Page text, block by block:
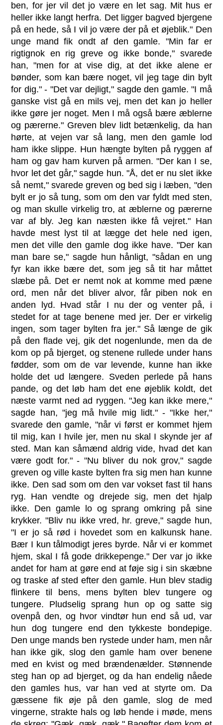
ben, for jer vil det jo være en let sag. Mit hus er
heller ikke langt herfra. Det ligger bagved bjergene
på en hede, så I vil jo være der på et øjeblik." Den
unge mand fik ondt af den gamle. "Min far er
rigtignok en rig greve og ikke bonde," svarede
han, "men for at vise dig, at det ikke alene er
bønder, som kan bære noget, vil jeg tage din bylt
for dig." - "Det var dejligt," sagde den gamle. "I må
ganske vist gå en mils vej, men det kan jo heller
ikke gøre jer noget. Men I må også bære æblerne
og pærerne." Greven blev lidt betænkelig, da han
hørte, at vejen var så lang, men den gamle lod
ham ikke slippe. Hun hængte bylten på ryggen af
ham og gav ham kurven på armen. "Der kan I se,
hvor let det går," sagde hun. "Å, det er nu slet ikke
så nemt," svarede greven og bed sig i læben, "den
bylt er jo så tung, som om den var fyldt med sten,
og man skulle virkelig tro, at æblerne og pærerne
var af bly. Jeg kan næsten ikke få vejret." Han
havde mest lyst til at lægge det hele ned igen,
men det ville den gamle dog ikke have. "Der kan
man bare se," sagde hun hånligt, "sådan en ung
fyr kan ikke bære det, som jeg så tit har måttet
slæbe på. Det er nemt nok at komme med pæne
ord, men når det bliver alvor, får piben nok en
anden lyd. Hvad står I nu der og venter på, i
stedet for at tage benene med jer. Der er virkelig
ingen, som tager bylten fra jer." Så længe de gik
på den flade vej, gik det nogenlunde, men da de
kom op på bjerget, og stenene rullede under hans
fødder, som om de var levende, kunne han ikke
holde det ud længere. Sveden perlede på hans
pande, og det løb ham det ene øjeblik koldt, det
næste varmt ned ad ryggen. "Jeg kan ikke mere,"
sagde han, "jeg må hvile mig lidt." - "Ikke her,"
svarede den gamle, "når vi først er kommet hjem
til mig, kan I hvile jer, men nu skal I skynde jer af
sted. Man kan såmænd aldrig vide, hvad det kan
være godt for." - "Nu bliver du nok grov," sagde
greven og ville kaste bylten fra sig men han kunne
ikke. Den sad som om den var vokset fast til hans
ryg. Han vendte og drejede sig, men det hjalp
ikke. Den gamle lo og sprang omkring på sine
krykker. "Bliv nu ikke vred, hr. greve," sagde hun,
"I er jo så rød i hovedet som en kalkunsk hane.
Bær I kun tålmodigt jeres byrde. Når vi er kommet
hjem, skal I få gode drikkepenge." Der var jo ikke
andet for ham at gøre end at føje sig i sin skæbne
og traske af sted efter den gamle. Hun blev stadig
flinkere til bens, mens bylten blev tungere og
tungere. Pludselig sprang hun op og satte sig
ovenpå den, og hvor vindtør hun end så ud, var
hun dog tungere end den tykkeste bondepige.
Den unge mands ben rystede under ham, men når
han ikke gik, slog den gamle ham over benene
med en kvist og med brændenælder. Stønnende
steg han op ad bjerget, og da han endelig nåede
den gamles hus, var han ved at styrte om. Da
gæssene fik øje på den gamle, slog de med
vingerne, strakte hals og løb hende i møde, mens